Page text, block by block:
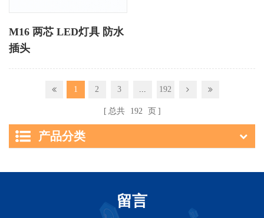
M16 两芯 LED灯具 防水
插头
1 2 3 ... 192
总共 192 页
产品分类
留言